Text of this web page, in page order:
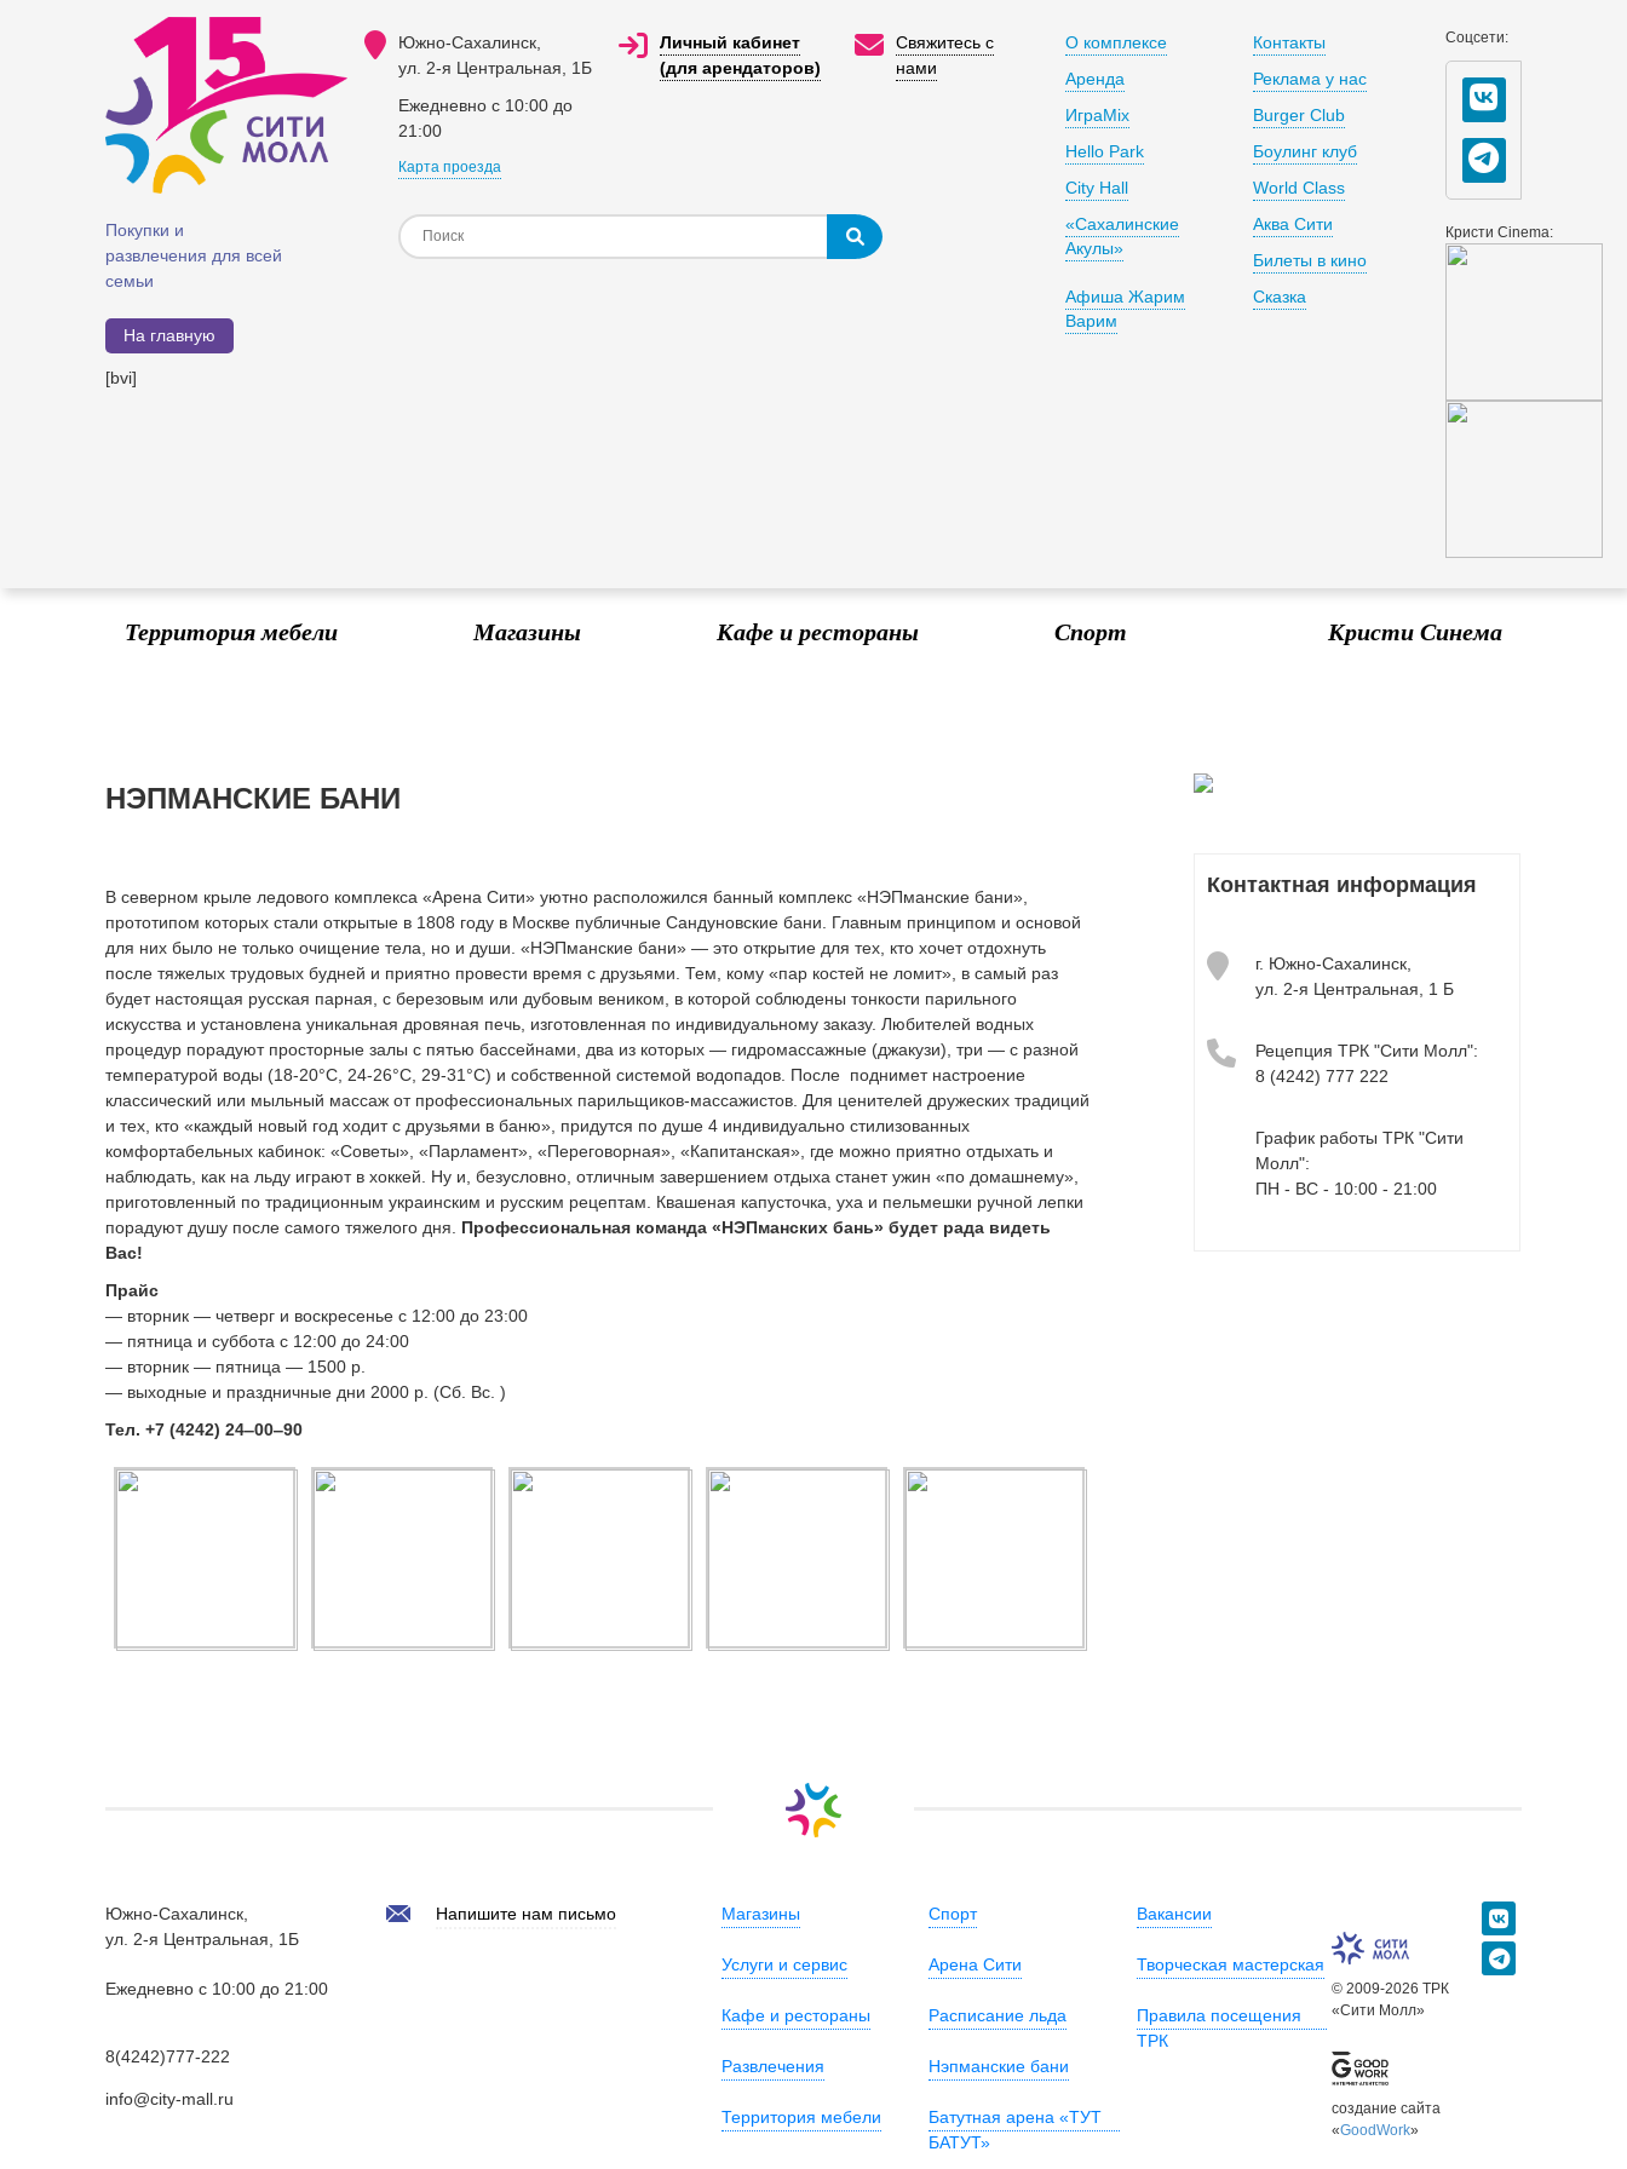
Покупки и
развлечения для всей
семьи
На главную
[bvi]
Южно-Сахалинск,
ул. 2-я Центральная, 1Б
Ежедневно с 10:00 до
21:00
Карта проезда
Личный кабинет
(для арендаторов)
Свяжитесь с
нами
О комплексе
Контакты
Аренда
Реклама у нас
ИграMix
Burger Club
Hello Park
Боулинг клуб
City Hall
World Class
«Сахалинские
Акулы»
Аква Сити
Билеты в кино
Афиша Жарим
Варим
Сказка
Соцсети:
Кристи Cinema:
Территория мебели Магазины Кафе и рестораны Спорт Кристи Синема
НЭПМАНСКИЕ БАНИ
В северном крыле ледового комплекса «Арена Сити» уютно расположился банный комплекс «НЭПманские бани»,
прототипом которых стали открытые в 1808 году в Москве публичные Сандуновские бани. Главным принципом и основой
для них было не только очищение тела, но и души. «НЭПманские бани» — это открытие для тех, кто хочет отдохнуть
после тяжелых трудовых будней и приятно провести время с друзьями. Тем, кому «пар костей не ломит», в самый раз
будет настоящая русская парная, с березовым или дубовым веником, в которой соблюдены тонкости парильного
искусства и установлена уникальная дровяная печь, изготовленная по индивидуальному заказу. Любителей водных
процедур порадуют просторные залы с пятью бассейнами, два из которых — гидромассажные (джакузи), три — с разной
температурой воды (18-20°С, 24-26°С, 29-31°С) и собственной системой водопадов. После поднимет настроение
классический или мыльный массаж от профессиональных парильщиков-массажистов. Для ценителей дружеских традиций
и тех, кто «каждый новый год ходит с друзьями в баню», придутся по душе 4 индивидуально стилизованных
комфортабельных кабинок: «Советы», «Парламент», «Переговорная», «Капитанская», где можно приятно отдыхать и
наблюдать, как на льду играют в хоккей. Ну и, безусловно, отличным завершением отдыха станет ужин «по домашнему»,
приготовленный по традиционным украинским и русским рецептам. Квашеная капусточка, уха и пельмешки ручной лепки
порадуют душу после самого тяжелого дня. Профессиональная команда «НЭПманских бань» будет рада видеть
Вас!
Прайс
— вторник — четверг и воскресенье с 12:00 до 23:00
— ⁠пятница и суббота с 12:00 до 24:00
— ⁠вторник — пятница — 1500 р.
— ⁠выходные и праздничные дни 2000 р. (Сб. Вс. )
Тел. +7 (4242) 24‒00‒90
Контактная информация
г. Южно-Сахалинск,
ул. 2-я Центральная, 1 Б
Рецепция ТРК "Сити Молл":
8 (4242) 777 222
График работы ТРК "Сити
Молл":
ПН - ВС - 10:00 - 21:00
Южно-Сахалинск,
ул. 2-я Центральная, 1Б
Ежедневно с 10:00 до 21:00
8(4242)777-222
info@city-mall.ru
Напишите нам письмо Магазины
Услуги и сервис
Кафе и рестораны
Развлечения
Территория мебели
Спорт
Арена Сити
Расписание льда
Нэпманские бани
Батутная арена «ТУТ
БАТУТ»
Вакансии
Творческая мастерская
Правила посещения
ТРК
© 2009-2026 ТРК
«Сити Молл»
создание сайта
«GoodWork»